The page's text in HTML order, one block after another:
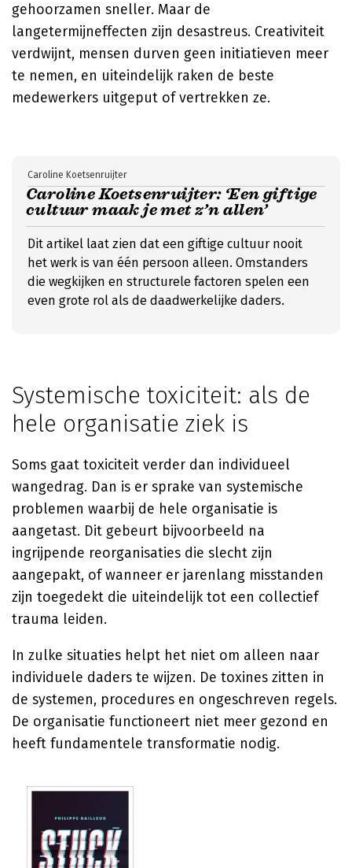
gehoorzamen sneller. Maar de
langetermijneffecten zijn desastreus. Creativiteit
verdwijnt, mensen durven geen initiatieven meer
te nemen, en uiteindelijk raken de beste
medewerkers uitgeput of vertrekken ze.
Caroline Koetsenruijter: ‘Een giftige
cultuur maak je met z’n allen’
Caroline Koetsenruijter
Dit artikel laat zien dat een giftige cultuur nooit
het werk is van één persoon alleen. Omstanders
die wegkijken en structurele factoren spelen een
even grote rol als de daadwerkelijke daders.
Systemische toxiciteit: als de
hele organisatie ziek is
Soms gaat toxiciteit verder dan individueel
wangedrag. Dan is er sprake van systemische
problemen waarbij de hele organisatie is
aangetast. Dit gebeurt bijvoorbeeld na
ingrijpende reorganisaties die slecht zijn
aangepakt, of wanneer er jarenlang misstanden
zijn toegedekt die uiteindelijk tot een collectief
trauma leiden.
In zulke situaties helpt het niet om alleen naar
individuele daders te wijzen. De toxines zitten in
de systemen, procedures en ongeschreven regels.
De organisatie functioneert niet meer gezond en
heeft fundamentele transformatie nodig.